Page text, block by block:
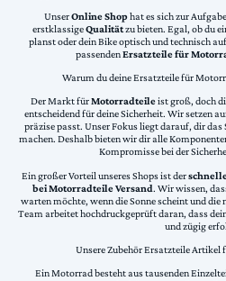
UnserOnline Shophat es sich zur
erstklassigeQualitätzu bieten. Egal, ob du
planst oder dein Bike optisch und technisch
passendenErsatzteile für
Warum du deine Ersatzteile für
Der Markt fürMotorradteileist groß, doch
entscheidend für deine Sicherheit. Wir setzen
präzise passt. Unser Fokus liegt darauf, dir
machen. Deshalb bieten wir dir alle
Kompromisse bei der
Ein großer Vorteil unseres Shops ist der
bei Motorradteile Versand. Wir wissen,
warten möchte, wenn die Sonne scheint und
Team arbeitet hochdruckgeprüft daran, dass
und zügig
Unsere Zubehör Ersatzteile
Ein Motorrad besteht aus tausenden